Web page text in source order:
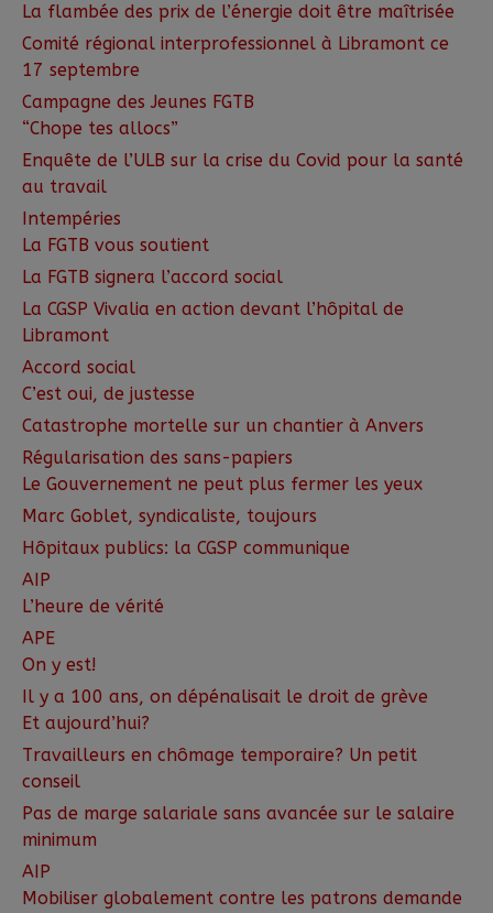
La flambée des prix de l’énergie doit être maîtrisée
Comité régional interprofessionnel à Libramont ce
17 septembre
Campagne des Jeunes FGTB
“Chope tes allocs”
Enquête de l’ULB sur la crise du Covid pour la santé
au travail
Intempéries
La FGTB vous soutient
La FGTB signera l’accord social
La CGSP Vivalia en action devant l’hôpital de
Libramont
Accord social
C’est oui, de justesse
Catastrophe mortelle sur un chantier à Anvers
Régularisation des sans-papiers
Le Gouvernement ne peut plus fermer les yeux
Marc Goblet, syndicaliste, toujours
Hôpitaux publics: la CGSP communique
AIP
L’heure de vérité
APE
On y est!
Il y a 100 ans, on dépénalisait le droit de grève
Et aujourd’hui?
Travailleurs en chômage temporaire? Un petit
conseil
Pas de marge salariale sans avancée sur le salaire
minimum
AIP
Mobiliser globalement contre les patrons demande